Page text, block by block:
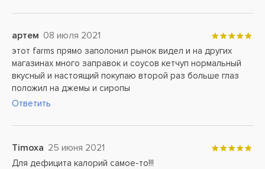
артем 08 июля 2021
этот farms прямо заполонил рынок видел и на других
магазинах много заправок и соусов кетчуп нормальный
вкусный и настоящий покупаю второй раз больше глаз
положил на джемы и сиропы
Ответить
Timoxa 25 июня 2021
Для дефицита калорий самое-то!!!